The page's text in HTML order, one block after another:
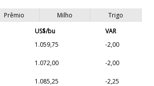
Prêmio Milho
Trigo
US$/bu
VAR
1.059,75 -2,00
1.072,00 -2,00
1.085,25 -2,25